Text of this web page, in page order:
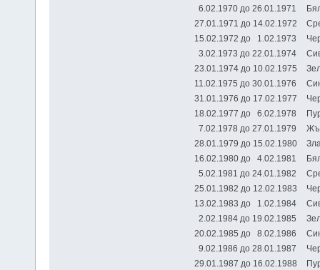
6.02.1970 до 26.01.1971
27.01.1971 до 14.02.1972
15.02.1972 до 1.02.1973
3.02.1973 до 22.01.1974
23.01.1974 до 10.02.1975
11.02.1975 до 30.01.1976
31.01.1976 до 17.02.1977
18.02.1977 до 6.02.1978
7.02.1978 до 27.01.1979
28.01.1979 до 15.02.1980
16.02.1980 до 4.02.1981
5.02.1981 до 24.01.1982
25.01.1982 до 12.02.1983
13.02.1983 до 1.02.1984
2.02.1984 до 19.02.1985
20.02.1985 до 8.02.1986
9.02.1986 до 28.01.1987
29.01.1987 до 16.02.1988